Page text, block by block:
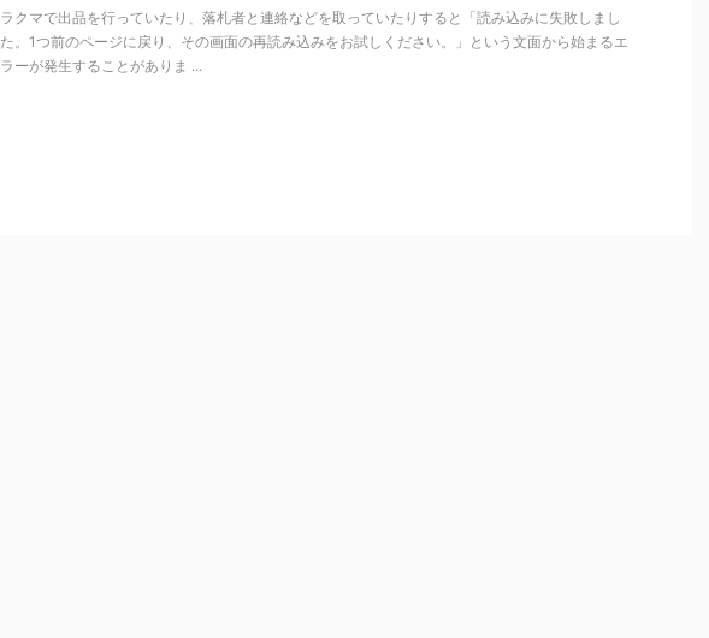
ラクマで出品を行っていたり、落札者と連絡などを取っていたりすると「読み込みに失敗しまし
た。1つ前のページに戻り、その画面の再読み込みをお試しください。」という文面から始まるエ
ラーが発生することがありま ...